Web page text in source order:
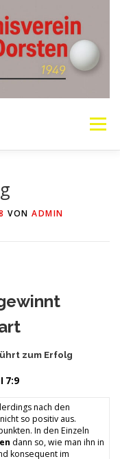
Menü
VON ADMIN
zum Erfolg
7:9
nach den
so positiv aus.
In den Einzeln
dann so, wie man ihn in
konsequent im